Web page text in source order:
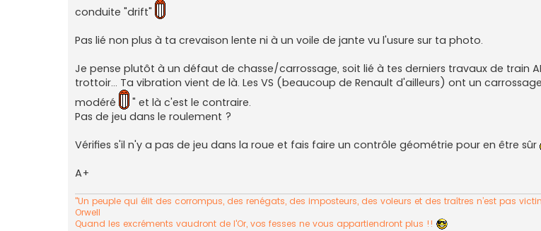
conduite "drift"
Pas lié non plus à ta crevaison lente ni à un voile de jante vu l'usure sur ta photo.
Je pense plutôt à un défaut de chasse/carrossage, soit lié à tes derniers travaux de train
trottoir... Ta vibration vient de là. Les VS (beaucoup de Renault d'ailleurs) ont un
modéré
" et là c'est le contraire.
Pas de jeu dans le roulement ?
Vérifies s'il n'y a pas de jeu dans la roue et fais faire un contrôle géométrie pour en être sûr
A+
"Un peuple qui élit des corrompus, des renégats, des imposteurs, des voleurs et des traîtres n’est pas
Orwell
Quand les excréments vaudront de l'Or, vos fesses ne vous appartiendront plus !!